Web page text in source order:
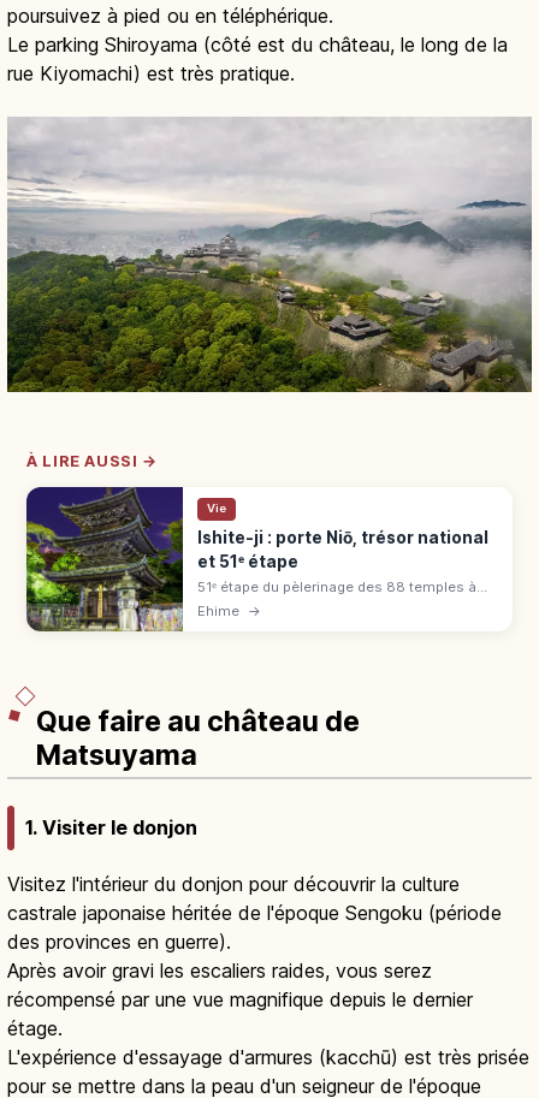
poursuivez à pied ou en téléphérique.
Le parking Shiroyama (côté est du château, le long de la
rue Kiyomachi) est très pratique.
À LIRE AUSSI →
Vie
Ishite-ji : porte Niō, trésor national
et 51ᵉ étape
51ᵉ étape du pèlerinage des 88 temples à
Matsuyama (Ehime), lié à Emon Saburō :
Ehime →
Que faire au château de
Matsuyama
1. Visiter le donjon
Visitez l'intérieur du donjon pour découvrir la culture
castrale japonaise héritée de l'époque Sengoku (période
des provinces en guerre).
Après avoir gravi les escaliers raides, vous serez
récompensé par une vue magnifique depuis le dernier
étage.
L'expérience d'essayage d'armures (kacchū) est très prisée
pour se mettre dans la peau d'un seigneur de l'époque